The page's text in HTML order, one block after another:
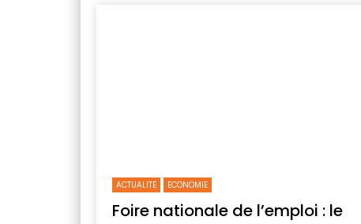
ACTUALITE ECONOMIE
Foire nationale de l’emploi : le